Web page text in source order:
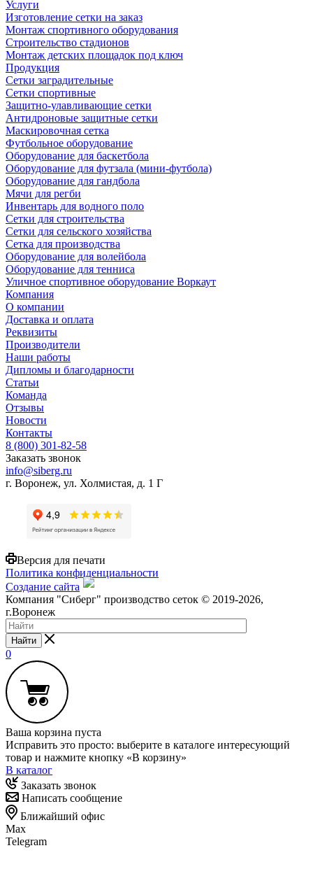
Услуги
Изготовление сетки на заказ
Монтаж спортивного оборудования
Строительство стадионов
Монтаж детских площадок под ключ
Продукция
Сетки заградительные
Сетки спортивные
Защитно-улавливающие сетки
Антидроновые защитные сетки
Маскировочная сетка
Футбольное оборудование
Оборудование для баскетбола
Оборудование для футзала (мини-футбола)
Оборудование для гандбола
Мячи для регби
Инвентарь для водного поло
Сетки для строительства
Сетки для сельского хозяйства
Сетка для производства
Оборудование для волейбола
Оборудование для тенниса
Уличное спортивное оборудование Воркаут
Компания
О компании
Доставка и оплата
Реквизиты
Производители
Наши работы
Дипломы и благодарности
Статьи
Команда
Отзывы
Новости
Контакты
8 (800) 301-82-58
Заказать звонок
info@siberg.ru
г. Воронеж, ул. Холмистая, д. 1 Г
Версия для печати
Политика конфиденциальности
Создание сайта
Компания "Сиберг" производство сеток © 2019-2026,
г.Воронеж
Найти
0
Ваша корзина пуста
Исправить это просто: выберите в каталоге интересующий
товар и нажмите кнопку «В корзину»
В каталог
Заказать звонок
Написать сообщение
Ближайший офис
Max
Telegram